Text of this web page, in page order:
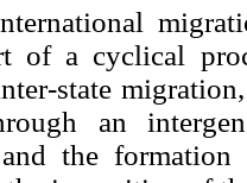
of a cyclical
state
an
and the